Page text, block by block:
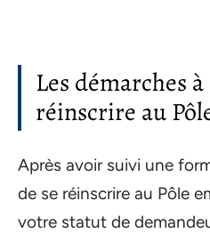
Les démarches
réinscrire au
Après avoir suivi une
de se réinscrire au Pôle
votre statut de